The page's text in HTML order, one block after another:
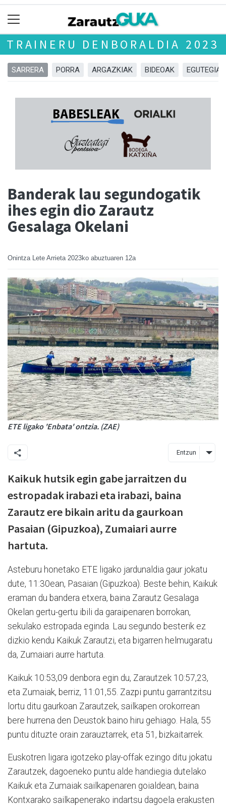
TRAINERU DENBORALDIA 2023
SARRERA PORRA ARGAZKIAK BIDEOAK EGUTEGIA
Banderak lau segundogatik
ihes egin dio Zarautz
Gesalaga Okelani
Onintza Lete Arrieta 2023ko abuztuaren 12a
ETE ligako 'Enbata' ontzia. (ZAE)
Entzun
Kaikuk hutsik egin gabe jarraitzen du
estropadak irabazi eta irabazi, baina
Zarautz ere bikain aritu da gaurkoan
Pasaian (Gipuzkoa), Zumaiari aurre
hartuta.
Asteburu honetako ETE ligako jardunaldia gaur jokatu
dute, 11:30ean, Pasaian (Gipuzkoa). Beste behin, Kaikuk
eraman du bandera etxera, baina Zarautz Gesalaga
Okelan gertu-gertu ibili da garaipenaren borrokan,
sekulako estropada eginda. Lau segundo besterik ez
dizkio kendu Kaikuk Zarautzi, eta bigarren helmugaratu
da, Zumaiari aurre hartuta.
Kaikuk 10:53,09 denbora egin du, Zarautzek 10:57,23,
eta Zumaiak, berriz, 11:01,55. Zazpi puntu garrantzitsu
lortu ditu gaurkoan Zarautzek, sailkapen orokorrean
bere hurrena den Deustok baino hiru gehiago. Hala, 55
puntu dituzte orain zarauztarrek, eta 51, bizkaitarrek.
Euskotren ligara igotzeko play-offak ezingo ditu jokatu
Zarautzek, dagoeneko puntu alde handiegia dutelako
Kaikuk eta Zumaiak sailkapenaren goialdean, baina
Kontxarako sailkapenerako indartsu dagoela erakusten